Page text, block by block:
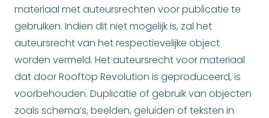
materiaal met auteursrechten voor publicatie te
gebruiken. Indien dit niet mogelijk is, zal het
auteursrecht van het respectievelijke object
worden vermeld. Het auteursrecht voor materiaal
dat door Rooftop Revolution is geproduceerd, is
voorbehouden. Duplicatie of gebruik van objecten
zoals schema’s, beelden, geluiden of teksten in